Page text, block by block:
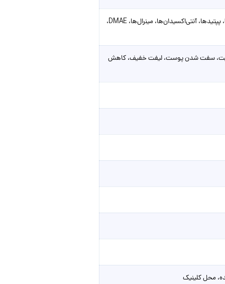
کوکتل‌های مزوتراپی شامل هیالورونیک اسید، ویتامین‌های C، A، E، گروه B، آمینواسیدها، پپتیدها، آنتی‌اکسیدان‌ها، مینرال‌ها، DMAE،
سفت شدن پوست، لیفت خفیف، کاهش
محل کلینیک